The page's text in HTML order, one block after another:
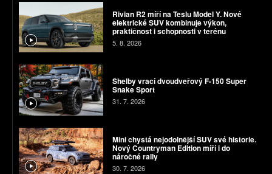
Rivian R2 míří na Teslu Model Y. Nové
elektrické SUV kombinuje výkon,
praktičnost i schopnosti v terénu
5. 8. 2026
Shelby vrací dvoudveřový F-150 Super
Snake Sport
31. 7. 2026
Mini chystá nejodolnější SUV své historie.
Nový Countryman Edition míří i do
náročné rally
30. 7. 2026